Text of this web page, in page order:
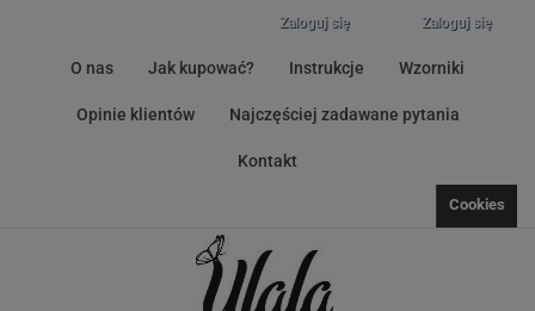
Zaloguj się
Zaloguj się
O nas Jak kupować? Instrukcje Wzorniki
Opinie klientów Najczęściej zadawane pytania
Kontakt
Cookies